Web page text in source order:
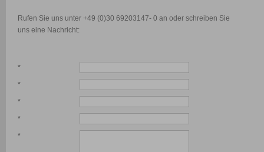
Rufen Sie uns unter +49 (0)30 69203147- 0 an oder schreiben Sie
uns eine Nachricht:
*
*
*
*
*